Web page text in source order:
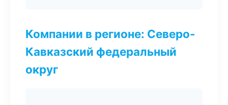
Компании в регионе: Северо-
Кавказский федеральный
округ